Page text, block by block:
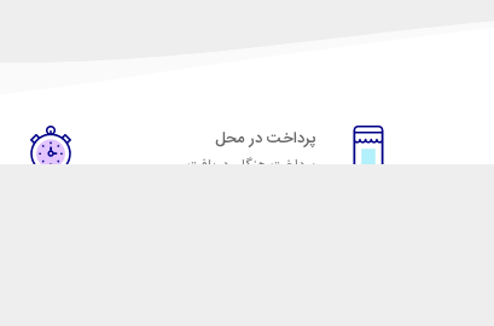
پرداخت در محل
پرداخت هنگام دریافت